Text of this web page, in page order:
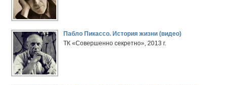
Пабло Пикассо. История жизни (видео)
ТК «Совершенно секретно», 2013 г.